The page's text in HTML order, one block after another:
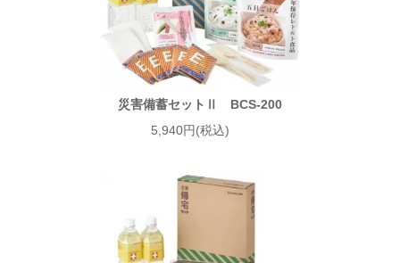
災害備蓄セットⅡ BCS-200
5,940円(税込)